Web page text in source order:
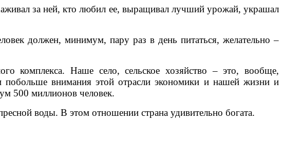
за ней, кто любил ее, выращивал лучший урожай, украшал
должен, минимум, пару раз в день питаться, желательно –
комплекса. Наше село, сельское хозяйство – это, вообще,
внимания этой отрасли экономики и нашей жизни и
500 миллионов человек.
воды. В этом отношении страна удивительно богата.